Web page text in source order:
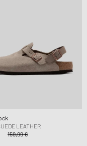
LEATHER
159,99 €